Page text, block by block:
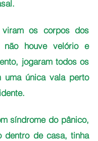
os corpos dos
não houve velório e
jogaram todos os
uma única vala perto
síndrome do pânico,
dentro de casa, tinha